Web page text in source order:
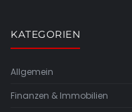
KATEGORIEN
Allgemein
Finanzen & Immobilien